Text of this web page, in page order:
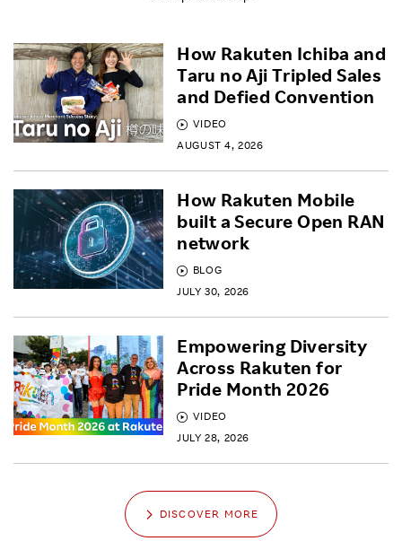
VIDEO
AUGUST 4, 2026
How Rakuten Ichiba and
Taru no Aji Tripled Sales
and Defied Convention
BLOG
JULY 30, 2026
How Rakuten Mobile
built a Secure Open RAN
network
VIDEO
JULY 28, 2026
Empowering Diversity
Across Rakuten for
Pride Month 2026
DISCOVER MORE